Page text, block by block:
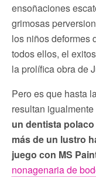
ensoñaciones
grimosas
los niños deformes
todos ellos, el
la prolífica obra de
Pero es que hasta
resultan
un dentista
más de un lustro
juego con MS
nonagenaria de